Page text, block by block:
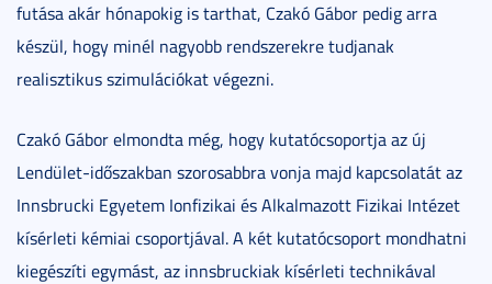
futása akár hónapokig is tarthat, Czakó Gábor pedig arra
készül, hogy minél nagyobb rendszerekre tudjanak
realisztikus szimulációkat végezni.
Czakó Gábor elmondta még, hogy kutatócsoportja az új
Lendület-időszakban szorosabbra vonja majd kapcsolatát az
Innsbrucki Egyetem Ionfizikai és Alkalmazott Fizikai Intézet
kísérleti kémiai csoportjával. A két kutatócsoport mondhatni
kiegészíti egymást, az innsbruckiak kísérleti technikával